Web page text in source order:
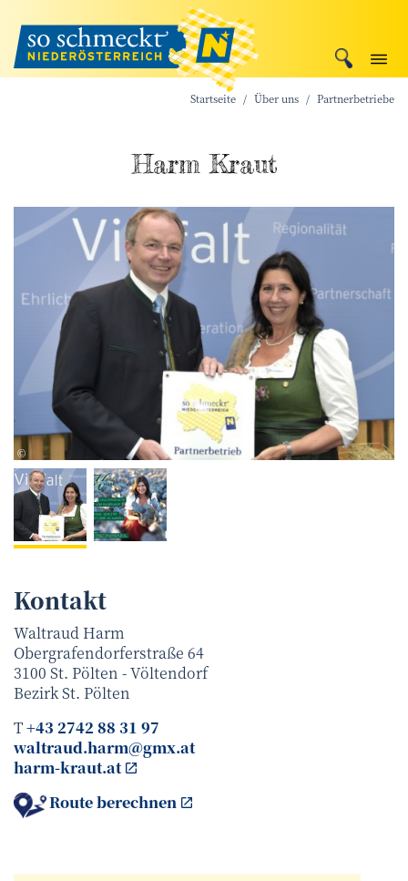
Startseite Über uns Partnerbetriebe
Harm Kraut
©ERNST REINBERGER
Kontakt
Waltraud Harm
Obergrafendorferstraße 64
3100 St. Pölten - Völtendorf
BezirkSt. Pölten
T+43 2742 88 31 97
waltraud.harm@gmx.at
harm-kraut.at
Route berechnen